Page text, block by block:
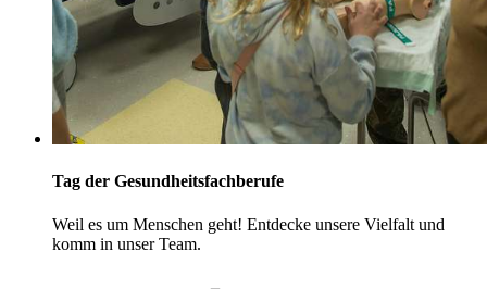
Tag der Gesundheitsfachberufe
Weil es um Menschen geht! Entdecke unsere Vielfalt und
komm in unserTeam.